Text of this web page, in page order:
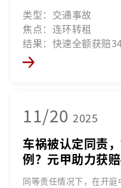
类型：交通事故
焦点：连环转租
结果：快速全额获赔
11/20 2025
车祸被认定同责
例？元甲助力获赔
同等责任情况下，在开